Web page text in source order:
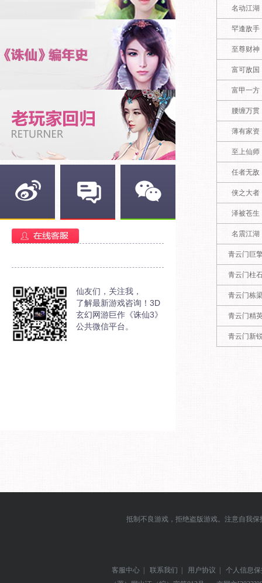
仙友们，关注我，
了解最新游戏咨询！3D
玄幻网游巨作《诛仙3》
公共微信平台。
名动江湖
罕逢敌手
至尊财神
富可敌国
富甲一方
腰缠万贯
薄有家资
至上仙师
任者无敌
侠之大者
泽被苍生
名震江湖
青云门巨
青云门柱
青云门栋
青云门精
青云门新
抵制不良游戏，拒绝盗版游戏。注意自我
客服中心 | 联系我们 | 用户协议 |
个人信息